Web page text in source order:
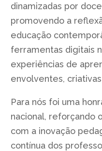
dinamizadas por
promovendo a
educação
ferramentas digitais
experiências de
envolventes,
Para nós foi uma
nacional, reforçando
com a inovação
contínua dos